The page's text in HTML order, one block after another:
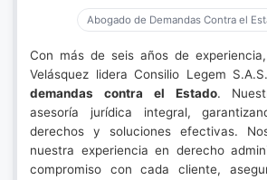
Abogado de Demandas Contra el
Con más de seis años de
Velásquez lidera Consilio Legem
demandas contra el Estado.
asesoría jurídica integral,
derechos y soluciones efectivas.
nuestra experiencia en derecho
compromiso con cada cliente,